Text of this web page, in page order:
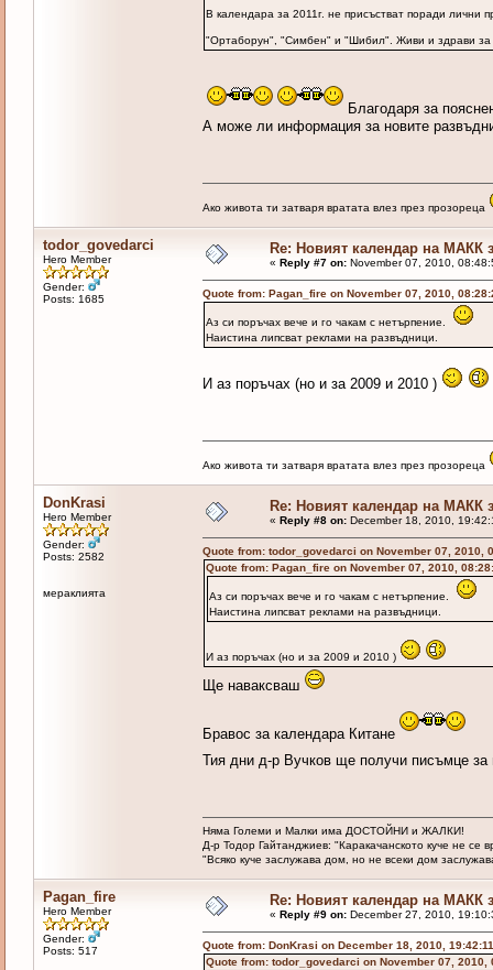
В календара за 2011г. не присъстват поради
"Ортаборун", "Симбен" и "Шибил". Живи и здрави за
Благодаря за
А може ли информация за новите
Ако живота ти затваря вратата влез през прозореца
todor_govedarci
Hero Member
Gender:
Posts: 1685
Re: Новият календар на МАКК
« Reply #7 on:November 07, 2010,
Quote from: Pagan_fire on November 07, 2010,
Аз си поръчах вече и го чакам с нетърпение.
Наистина липсват реклами на развъдници.
И аз поръчах (но и за 2009 и 2010 )
Ако живота ти затваря вратата влез през прозореца
DonKrasi
Hero Member
Gender:
Posts: 2582
мераклията
Re: Новият календар на МАКК
« Reply #8 on:December 18, 2010,
Quote from: todor_govedarci on November 07, 2010,
Quote from: Pagan_fire on November 07, 2010,
Аз си поръчах вече и го чакам с нетърпение.
Наистина липсват реклами на развъдници.
И аз поръчах (но и за 2009 и 2010 )
Ще наваксваш
Бравос за календара Китане
Тия дни д-р Вучков ще получи писъмце
Няма Големи и Малки има ДОСТОЙНИ и ЖАЛКИ!
Д-р Тодор Гайтанджиев: "Каракачанското куче не
"Всяко куче заслужава дом, но не всеки дом
Pagan_fire
Hero Member
Gender:
Posts: 517
Re: Новият календар на МАКК
« Reply #9 on:December 27, 2010,
Quote from: DonKrasi on December 18, 2010,
Quote from: todor_govedarci on November 07, 2010,